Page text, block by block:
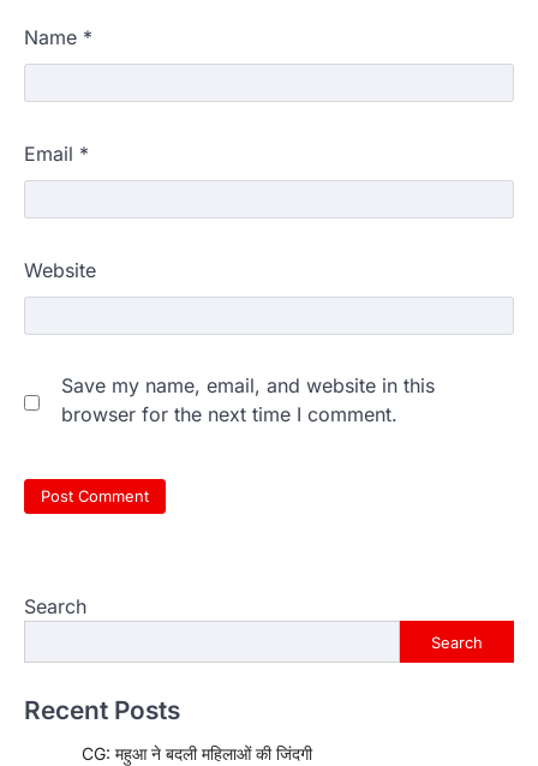
Name *
Email *
Website
Save my name, email, and website in this
browser for the next time I comment.
Search
Search
Recent Posts
CG: महुआ ने बदली महिलाओं की जिंदगी